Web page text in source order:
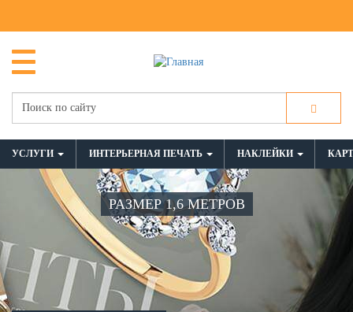
УСЛУГИ ИНТЕРЬЕРНАЯ ПЕЧАТЬ НАКЛЕЙКИ
РАЗМЕР 1,6 МЕТРОВ